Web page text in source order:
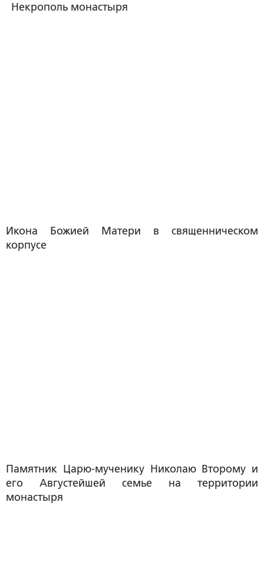
Некрополь монастыря
Икона Божией Матери в священническом
корпусе
Памятник Царю-мученику Николаю Второму и
его Августейшей семье на территории
монастыря